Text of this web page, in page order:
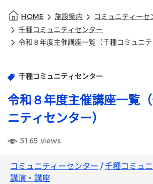
HOME 施設案内
コミュニティーセ
千種コミュニティセンター
令和８年度主催講座一覧（千種コミュニテ
千種コミュニティセンター
令和８年度主催講座一覧
ニティセンター）
5165 views
コミュニティーセンター /千種コミュ
講演・講座